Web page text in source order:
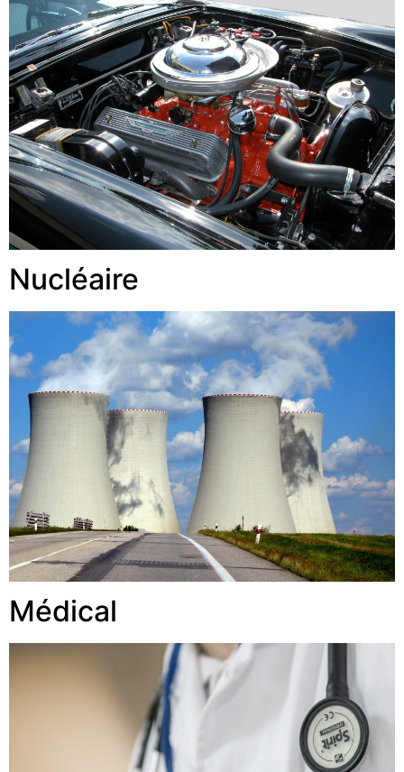
Nucléaire
Médical